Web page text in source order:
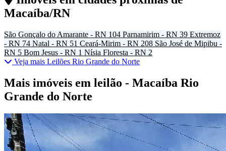
Macaíba/RN
São Gonçalo do Amarante - RN 104 Parnamirim - RN 39 Extremoz
- RN 74 Natal - RN 51 Ceará-Mirim - RN 208 São José de Mipibu -
RN 5 Bom Jesus - RN 1 Nísia Floresta - RN 2
Veja mais Leilões Rio Grande do Norte
Mais imóveis em leilão - Macaíba Rio
Grande do Norte